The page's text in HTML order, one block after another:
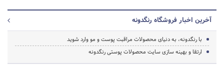
آخرین اخبار فروشگاه رنگدونه
با رنگدونه، به دنیای محصولات مراقبت پوست و مو وارد شوید
ارتقا و بهینه سازی سایت محصولات پوستی رنگدونه